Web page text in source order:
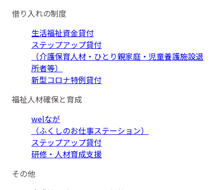
借り入れの制度
生活福祉資金貸付
ステップアップ貸付
（介護保育人材・ひとり親家庭・児童養護施設退
所者等）
新型コロナ特例貸付
福祉人材確保と育成
welなが
（ふくしのお仕事ステーション）
ステップアップ貸付
研修・人材育成支援
その他